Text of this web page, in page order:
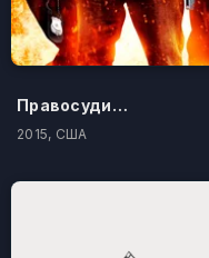
Правосудие по-американски
2015, США